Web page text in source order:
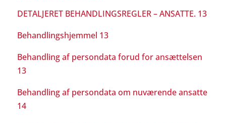
DETALJERET BEHANDLINGSREGLER – ANSATTE. 13
Behandlingshjemmel 13
Behandling af persondata forud for ansættelsen
13
Behandling af persondata om nuværende ansatte
14